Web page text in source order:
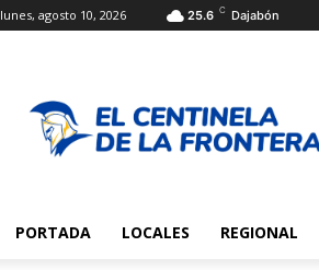
lunes, agosto 10, 2026 25.6 C Dajabón
PORTADA LOCALES REGIONAL